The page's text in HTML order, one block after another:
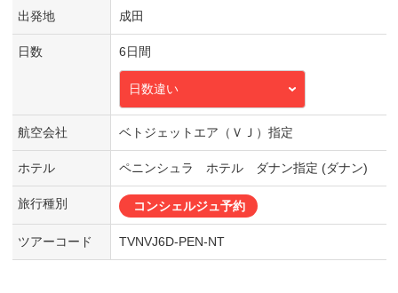
出発地 成田
日数 6日間
日数違い
航空会社 ベトジェットエア（ＶＪ）指定
ホテル ペニンシュラ ホテル ダナン指定 (ダナン)
旅行種別 コンシェルジュ予約
ツアーコード TVNVJ6D-PEN-NT